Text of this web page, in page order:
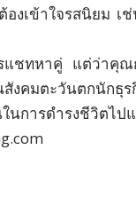
งเข้าใจรสนิยม เ
รแชทหาคู่ แต่ว่าคุณ
สังคมตะวันตกนักธุ
นการดำรงชีวิตไป